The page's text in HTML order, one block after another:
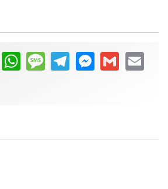
PinterestWhatsAppMessageTelegramMessenger
Gmail Email